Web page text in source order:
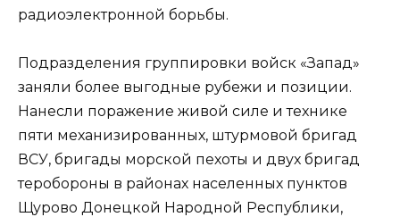
радиоэлектронной борьбы.
Подразделения группировки войск «Запад»
заняли более выгодные рубежи и позиции.
Нанесли поражение живой силе и технике
пяти механизированных, штурмовой бригад
ВСУ, бригады морской пехоты и двух бригад
теробороны в районах населенных пунктов
Щурово Донецкой Народной Республики,